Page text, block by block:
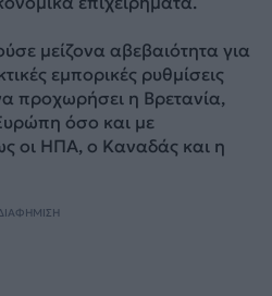
μείζονα αβεβαιότητα για
εμπορικές ρυθμίσεις
προχωρήσει η Βρετανία,
όσο και με
οι ΗΠΑ, ο Καναδάς και η